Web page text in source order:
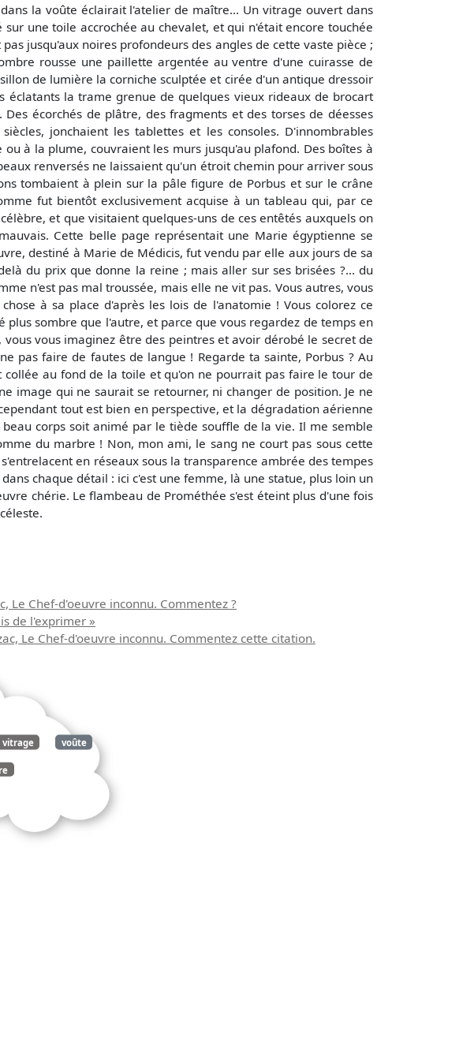
la voûte éclairait l'atelier de maître... Un vitrage ouvert dans
une toile accrochée au chevalet, et qui n'était encore touchée
jusqu'aux noires profondeurs des angles de cette vaste pièce ;
rousse une paillette argentée au ventre d'une cuirasse de
de lumière la corniche sculptée et cirée d'un antique dressoir
éclatants la trame grenue de quelques vieux rideaux de brocart
écorchés de plâtre, des fragments et des torses de déesses
jonchaient les tablettes et les consoles. D'innombrables
à la plume, couvraient les murs jusqu'au plafond. Des boîtes à
renversés ne laissaient qu'un étroit chemin pour arriver sous
tombaient à plein sur la pâle figure de Porbus et sur le crâne
fut bientôt exclusivement acquise à un tableau qui, par ce
et que visitaient quelques-uns de ces entêtés auxquels on
Cette belle page représentait une Marie égyptienne se
destiné à Marie de Médicis, fut vendu par elle aux jours de sa
du prix que donne la reine ; mais aller sur ses brisées ?... du
n'est pas mal troussée, mais elle ne vit pas. Vous autres, vous
à sa place d'après les lois de l'anatomie ! Vous colorez ce
sombre que l'autre, et parce que vous regardez de temps en
vous imaginez être des peintres et avoir dérobé le secret de
pas faire de fautes de langue ! Regarde ta sainte, Porbus ? Au
au fond de la toile et qu'on ne pourrait pas faire le tour de
image qui ne saurait se retourner, ni changer de position. Je ne
tout est bien en perspective, et la dégradation aérienne
corps soit animé par le tiède souffle de la vie. Il me semble
du marbre ! Non, mon ami, le sang ne court pas sous cette
en réseaux sous la transparence ambrée des tempes
chaque détail : ici c'est une femme, là une statue, plus loin un
chérie. Le flambeau de Prométhée s'est éteint plus d'une fois
Le Chef-d'oeuvre inconnu. Commentez ?
de l'exprimer »
Le Chef-d'oeuvre inconnu. Commentez cette citation.
vitrage voûte